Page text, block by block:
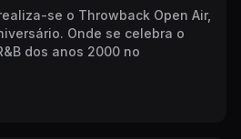
se o Throwback Open Air,
Onde se celebra o
dos anos 2000 no